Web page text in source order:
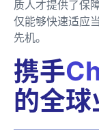
质人才提供了保
仅能够快速适应
先机。
携手
的全